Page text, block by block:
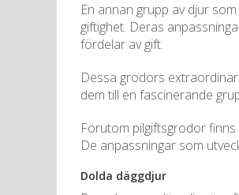
En annan grupp av djur
giftighet. Deras
fördelar av gift.
Dessa grodors
dem till en fascinerande
Förutom pilgiftsgrodor finns
De anpassningar som
Dolda däggdjur